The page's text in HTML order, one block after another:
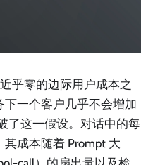
乎零的边际用户成本之
下一个客户几乎不会增加
了这一假设。对话中的每
成本随着 Prompt 大